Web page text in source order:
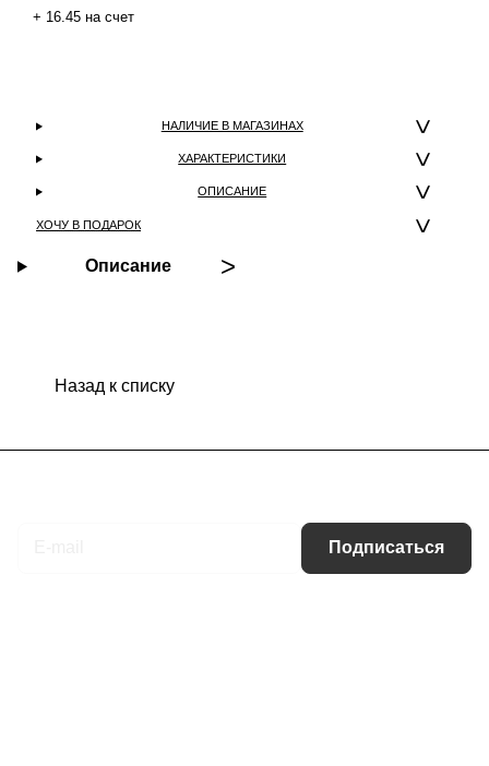
+ 16.45 на счет
НАЛИЧИЕ В МАГАЗИНАХ
ХАРАКТЕРИСТИКИ
ОПИСАНИЕ
ХОЧУ В ПОДАРОК
Описание
Назад к списку
Подписаться